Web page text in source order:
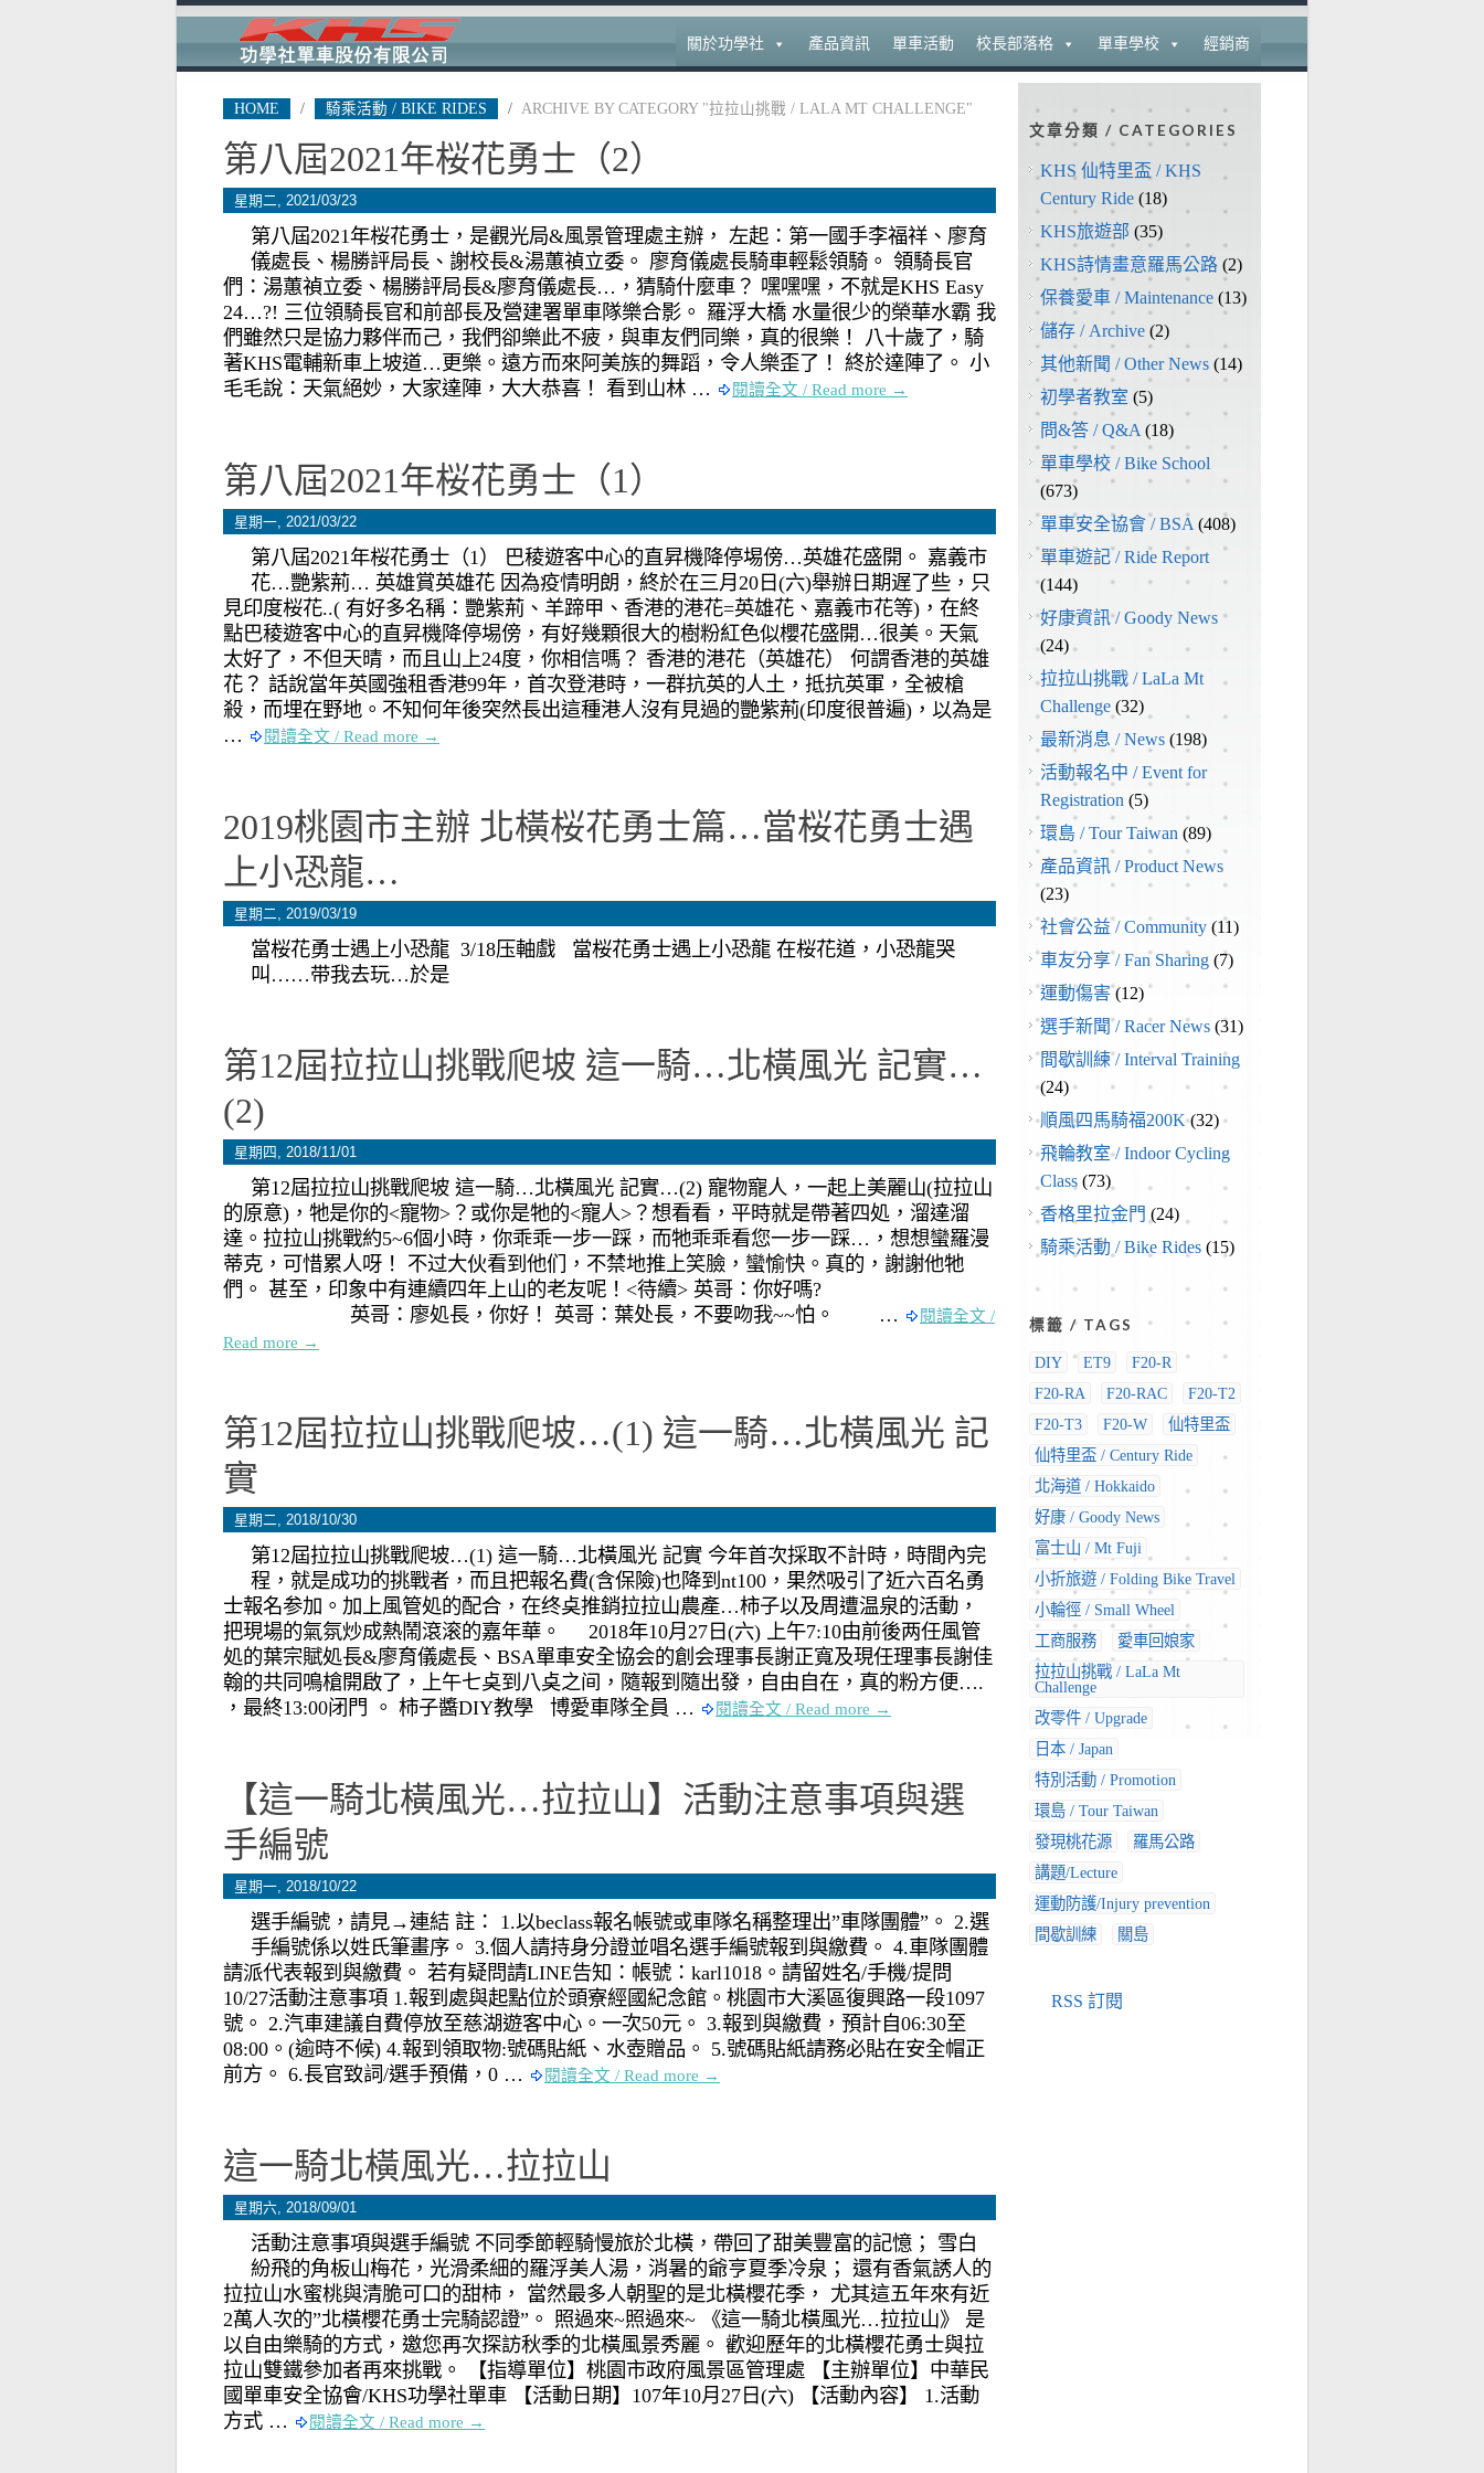
關於功學社 產品資訊 單車活動 校長部落格 單車學校 經銷商
HOME / 騎乘活動 / BIKE RIDES / ARCHIVE BY CATEGORY "拉拉山挑戰 / LALA MT CHALLENGE"
第八屆2021年桜花勇士（2）
星期二, 2021/03/23
第八屆2021年桜花勇士，是觀光局&風景管理處主辦， 左起：第一國手李福祥、廖育
儀處長、楊勝評局長、謝校長&湯蕙禎立委。 廖育儀處長騎車輕鬆領騎。 領騎長官
們：湯蕙禎立委、楊勝評局長&廖育儀處長…，猜騎什麼車？ 嘿嘿嘿，不就是KHS Easy
24…?! 三位領騎長官和前部長及營建署單車隊樂合影。 羅浮大橋 水量很少的榮華水霸 我
們雖然只是協力夥伴而己，我們卻樂此不疲，與車友們同樂，真的很樂！ 八十歲了，騎
著KHS電輔新車上坡道…更樂。遠方而來阿美族的舞蹈，令人樂歪了！ 終於達陣了。 小
毛毛說：天氣絕妙，大家達陣，大大恭喜！ 看到山林 …
閱讀全文 / Read more →
第八屆2021年桜花勇士（1）
星期一, 2021/03/22
第八屆2021年桜花勇士（1） 巴稜遊客中心的直昇機降停埸傍…英雄花盛開。 嘉義市
花…艷紫荊… 英雄賞英雄花 因為疫情明朗，終於在三月20日(六)舉辦日期遅了些，只
見印度桜花..( 有好多名稱：艷紫荊、羊蹄甲、香港的港花=英雄花、嘉義市花等)，在終
點巴稜遊客中心的直昇機降停埸傍，有好幾顆很大的樹粉紅色似櫻花盛開…很美。天氣
太好了，不但天晴，而且山上24度，你相信嗎？ 香港的港花（英雄花） 何謂香港的英雄
花？ 話說當年英國強租香港99年，首次登港時，一群抗英的人土，抵抗英軍，全被槍
殺，而埋在野地。不知何年後突然長出這種港人沒有見過的艷紫荊(印度很普遍)，以為是
…
閱讀全文 / Read more →
2019桃園市主辦 北橫桜花勇士篇…當桜花勇士遇
上小恐龍…
星期二, 2019/03/19
當桜花勇士遇上小恐龍 3/18压軸戲 當桜花勇士遇上小恐龍 在桜花道，小恐龍哭
叫……带我去玩…於是
第12屆拉拉山挑戰爬坡 這一騎…北橫風光 記實…
(2)
星期四, 2018/11/01
第12屆拉拉山挑戰爬坡 這一騎…北橫風光 記實…(2) 寵物寵人，一起上美麗山(拉拉山
的原意)，牠是你的<寵物>？或你是牠的<寵人>？想看看，平時就是帶著四処，溜達溜
達。拉拉山挑戰約5~6個小時，你乖乖一步一踩，而牠乖乖看您一步一踩…，想想蠻羅漫
蒂克，可惜累人呀！ 不过大伙看到他们，不禁地推上笑臉，蠻愉快。真的，謝謝他牠
們。 甚至，印象中有連續四年上山的老友呢！<待續> 英哥：你好嗎?
英哥：廖処長，你好！ 英哥：葉处長，不要吻我~~怕。 …
閱讀全文 /
Read more →
第12屆拉拉山挑戰爬坡…(1) 這一騎…北橫風光 記
實
星期二, 2018/10/30
第12屆拉拉山挑戰爬坡…(1) 這一騎…北橫風光 記實 今年首次採取不計時，時間內完
程，就是成功的挑戰者，而且把報名費(含保險)也降到nt100，果然吸引了近六百名勇
士報名参加。加上風管処的配合，在终奌推銷拉拉山農產…柿子以及周遭温泉的活動，
把現場的氣氛炒成熱鬧滾滚的嘉年華。 2018年10月27日(六) 上午7:10由前後两任風管
処的葉宗賦処長&廖育儀處長、BSA單車安全協会的創会理事長謝正寬及現任理事長謝佳
翰的共同鳴槍開啟了，上午七奌到八奌之间，隨報到隨出發，自由自在，真的粉方便….
，最終13:00闭門 。 柿子醬DIY教學 博愛車隊全員 …
閱讀全文 / Read more →
【這一騎北橫風光…拉拉山】活動注意事項與選
手編號
星期一, 2018/10/22
選手編號，請見→連結 註： 1.以beclass報名帳號或車隊名稱整理出”車隊團體”。 2.選
手編號係以姓氏筆畫序。 3.個人請持身分證並唱名選手編號報到與繳費。 4.車隊團體
請派代表報到與繳費。 若有疑問請LINE告知：帳號：karl1018。請留姓名/手機/提問
10/27活動注意事項 1.報到處與起點位於頭寮經國紀念館。桃園市大溪區復興路一段1097
號。 2.汽車建議自費停放至慈湖遊客中心。一次50元。 3.報到與繳費，預計自06:30至
08:00。(逾時不候) 4.報到領取物:號碼貼紙、水壺贈品。 5.號碼貼紙請務必貼在安全帽正
前方。 6.長官致詞/選手預備，0 …
閱讀全文 / Read more →
這一騎北橫風光…拉拉山
星期六, 2018/09/01
活動注意事項與選手編號 不同季節輕騎慢旅於北橫，帶回了甜美豐富的記憶； 雪白
紛飛的角板山梅花，光滑柔細的羅浮美人湯，消暑的爺亨夏季冷泉； 還有香氣誘人的
拉拉山水蜜桃與清脆可口的甜柿， 當然最多人朝聖的是北橫櫻花季， 尤其這五年來有近
2萬人次的”北橫櫻花勇士完騎認證”。 照過來~照過來~ 《這一騎北橫風光…拉拉山》 是
以自由樂騎的方式，邀您再次探訪秋季的北橫風景秀麗。 歡迎歷年的北橫櫻花勇士與拉
拉山雙鐵參加者再來挑戰。 【指導單位】桃園市政府風景區管理處 【主辦單位】中華民
國單車安全協會/KHS功學社單車 【活動日期】107年10月27日(六) 【活動內容】 1.活動
方式 …
閱讀全文 / Read more →
文章分類 / CATEGORIES
KHS 仙特里盃 / KHS
Century Ride (18)
KHS旅遊部 (35)
KHS詩情畫意羅馬公路 (2)
保養愛車 / Maintenance (13)
儲存 / Archive (2)
其他新聞 / Other News (14)
初學者教室 (5)
問&答 / Q&A (18)
單車學校 / Bike School
(673)
單車安全協會 / BSA (408)
單車遊記 / Ride Report
(144)
好康資訊 / Goody News
(24)
拉拉山挑戰 / LaLa Mt
Challenge (32)
最新消息 / News (198)
活動報名中 / Event for
Registration (5)
環島 / Tour Taiwan (89)
產品資訊 / Product News
(23)
社會公益 / Community (11)
車友分享 / Fan Sharing (7)
運動傷害(12)
選手新聞 / Racer News (31)
間歇訓練 / Interval Training
(24)
順風四馬騎福200K(32)
飛輪教室 / Indoor Cycling
Class (73)
香格里拉金門 (24)
騎乘活動 / Bike Rides (15)
標籤 / TAGS
DIY ET9
F20-R
F20-RA
F20-RAC
F20-T2
F20-T3
F20-W
仙特里盃
仙特里盃 / Century Ride
北海道 / Hokkaido
好康 / Goody News
富士山 / Mt Fuji
小折旅遊 / Folding Bike Travel
小輪徑 / Small Wheel
工商服務
愛車回娘家
拉拉山挑戰 / LaLa Mt
Challenge
改零件 / Upgrade
日本 / Japan
特別活動 / Promotion
環島 / Tour Taiwan
發現桃花源
羅馬公路
講題/Lecture
運動防護/Injury prevention
間歇訓練
關島
RSS 訂閱